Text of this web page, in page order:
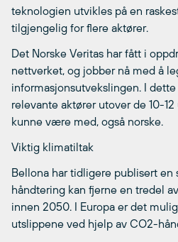
teknologien utvikles på en
tilgjengelig for flere aktører.
Det Norske Veritas har fått i
nettverket, og jobber nå med å
informasjonsutvekslingen. I
relevante aktører utover de 10-
kunne være med, også norske.
Viktig klimatiltak
Bellona har tidligere publisert en
håndtering kan fjerne en tredel
innen 2050. I Europa er det
utslippene ved hjelp av CO2-